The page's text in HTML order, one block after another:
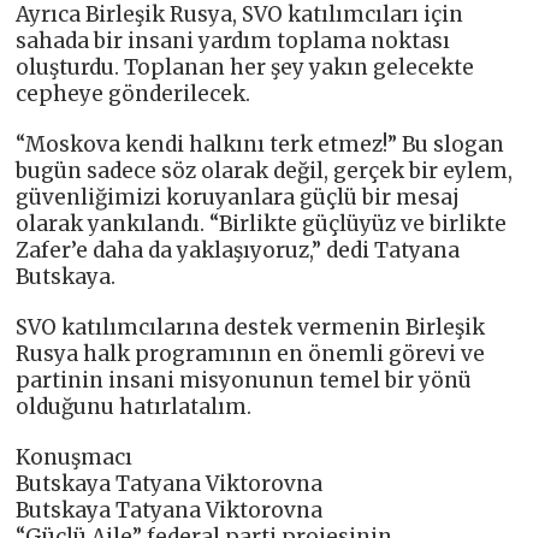
Ayrıca Birleşik Rusya, SVO katılımcıları için
sahada bir insani yardım toplama noktası
oluşturdu. Toplanan her şey yakın gelecekte
cepheye gönderilecek.
“Moskova kendi halkını terk etmez!” Bu slogan
bugün sadece söz olarak değil, gerçek bir eylem,
güvenliğimizi koruyanlara güçlü bir mesaj
olarak yankılandı. “Birlikte güçlüyüz ve birlikte
Zafer’e daha da yaklaşıyoruz,” dedi Tatyana
Butskaya.
SVO katılımcılarına destek vermenin Birleşik
Rusya halk programının en önemli görevi ve
partinin insani misyonunun temel bir yönü
olduğunu hatırlatalım.
Konuşmacı
Butskaya Tatyana Viktorovna
Butskaya Tatyana Viktorovna